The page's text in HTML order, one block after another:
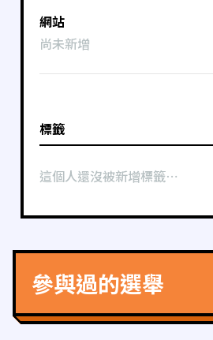
網站
尚未新增
標籤
這個人還沒被新增標籤⋯
參與過的選舉